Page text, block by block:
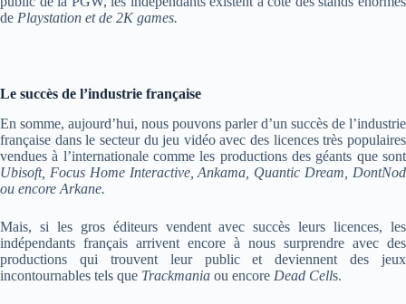
de Playstation et de 2K games.
Le succès de l’industrie française
En somme, aujourd’hui, nous pouvons parler d’un succès de l’industrie
française dans le secteur du jeu vidéo avec des licences très populaires
vendues à l’internationale comme les productions des géants que sont
Ubisoft, Focus Home Interactive, Ankama, Quantic Dream, DontNod
ou encore Arkane.
Mais, si les gros éditeurs vendent avec succès leurs licences, les
indépendants français arrivent encore à nous surprendre avec des
productions qui trouvent leur public et deviennent des jeux
incontournables tels que Trackmania ou encore Dead Cells.